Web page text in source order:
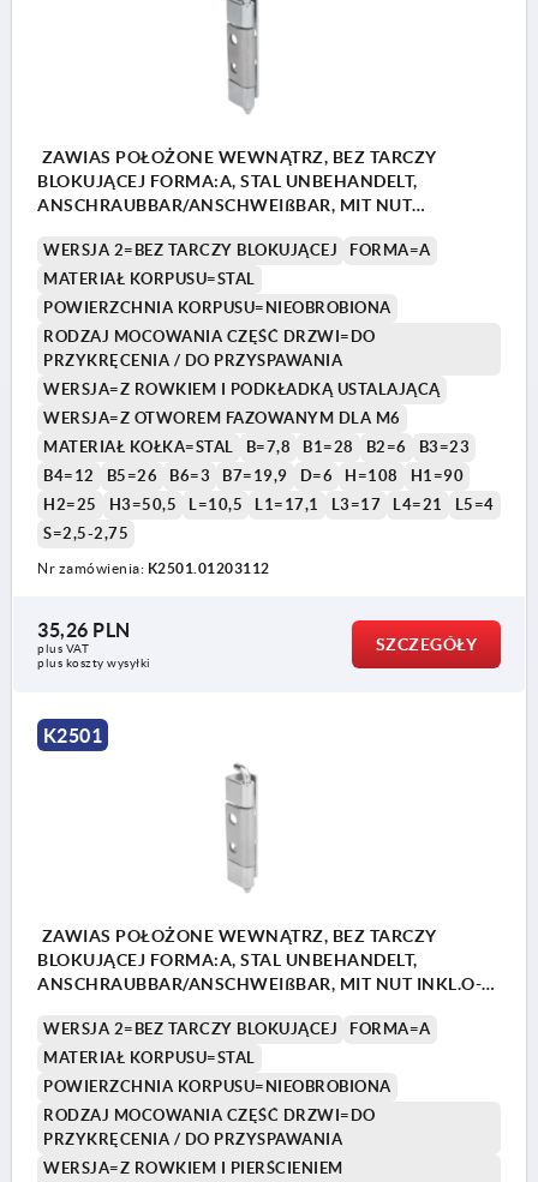
8) Wersja sworznia: z rowkiem wraz z
pierścieniem uszczelniającym
9) Montaż klipsa zabezpieczającego i
zawieszenie części drzwi w części ramy
ZAWIAS POŁOŻONE WEWNĄTRZ, BEZ TARCZY
BLOKUJĄCEJ FORMA:A, STAL UNBEHANDELT,
ANSCHRAUBBAR/ANSCHWEIßBAR, MIT NUT
WERSJA 2=BEZ TARCZY BLOKUJĄCEJ
FORMA=A
MATERIAŁ KORPUSU=STAL
POWIERZCHNIA KORPUSU=NIEOBROBIONA
RODZAJ MOCOWANIA CZĘŚĆ DRZWI=DO
PRZYKRĘCENIA / DO PRZYSPAWANIA
WERSJA=Z ROWKIEM I PODKŁADKĄ USTALAJĄCĄ
WERSJA=Z OTWOREM FAZOWANYM DLA M6
MATERIAŁ KOŁKA=STAL
B=7,8 B1=28 B2=6
B3=23
B4=12
B5=26 B6=3 B7=19,9 D=6 H=108
H1=90
H2=25
H3=50,5 L=10,5 L1=17,1 L3=17 L4=21
L5=4
S=2,5-2,75
Nr zamówienia: K2501.01203112
35,26 PLN
plus VAT
plus koszty wysyłki
SZCZEGÓŁY
K2501
ZAWIAS POŁOŻONE WEWNĄTRZ, BEZ TARCZY
BLOKUJĄCEJ FORMA:A, STAL UNBEHANDELT,
ANSCHRAUBBAR/ANSCHWEIßBAR, MIT NUT INKL.O-
WERSJA 2=BEZ TARCZY BLOKUJĄCEJ
FORMA=A
MATERIAŁ KORPUSU=STAL
POWIERZCHNIA KORPUSU=NIEOBROBIONA
RODZAJ MOCOWANIA CZĘŚĆ DRZWI=DO
PRZYKRĘCENIA / DO PRZYSPAWANIA
WERSJA=Z ROWKIEM I PIERŚCIENIEM